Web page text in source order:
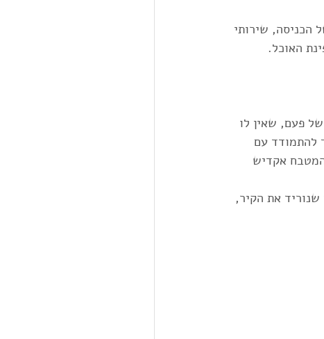
מפלסים: מפלס עליון של הכניסה, שירותי
פעם, שאין לו
להתמודד עם
אקדיש
את הקיר,